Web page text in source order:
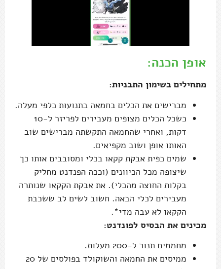
אופן הכנה:
מתחילים בשימון התבניות:
מברישים את הכלים בחמאה בתנועות כלפי מעלה.
כשכל הכלים מצופים מעבירים לפריזר ל-10
דקות, ואחרי שהחמאה התקשתה מברישים שוב
האותו אופן ושוב מקפיאים.
שמים כפית אבקת קקאו בכלי ומסובבים אותו כך
שיצופה מכל הכיוונים (וככה הפנדנט מחליק
בקלות החוצה מהכלי). את אבקת הקקאו שנותרה
מעבירים לכלי הבאה. חשוב לשים לב ששכבת
הקקאו לא עבה מדי*.
מכינים את הבסיס לפונדנט:
מחממים תנור ל-200 מעלות.
ממיסים את החמאה והשוקולד בפולסים של 20